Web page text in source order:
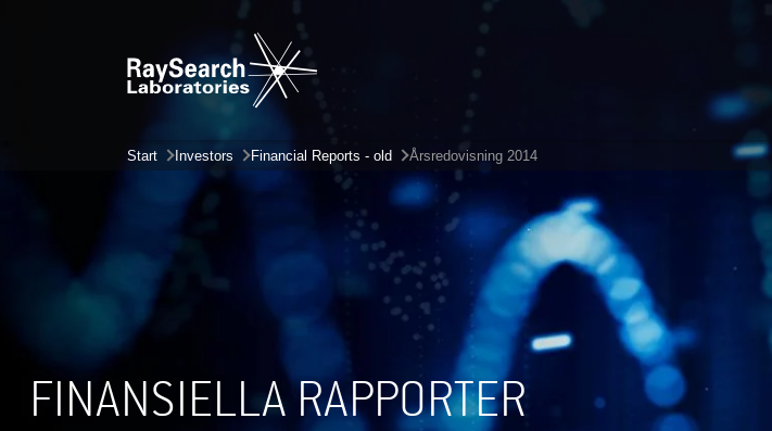
Start Investors Financial Reports - old Årsredovisning 2014
FINANSIELLA RAPPORTER